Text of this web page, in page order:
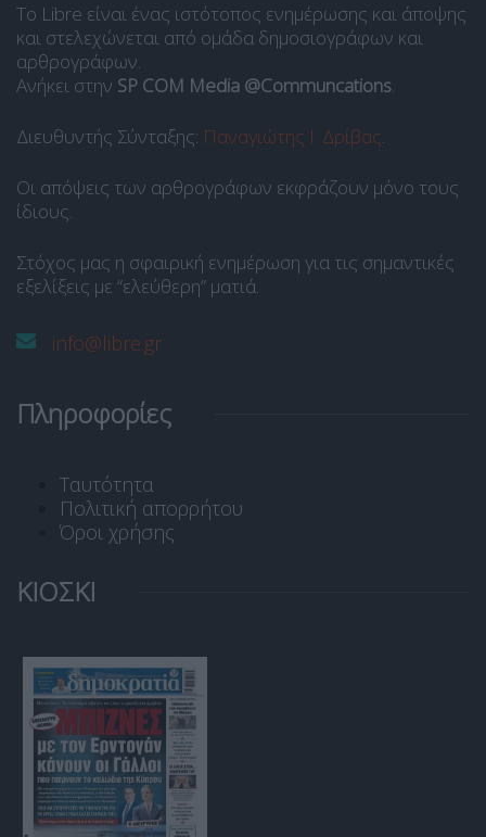
Το Libre είναι ένας ιστότοπος ενημέρωσης και άποψης
και στελεχώνεται από ομάδα δημοσιογράφων και
αρθρογράφων.
Ανήκει στην SP COM Media @Communcations.
Διευθυντής Σύνταξης: Παναγιώτης Ι. Δρίβας.
Οι απόψεις των αρθρογράφων εκφράζουν μόνο τους
ίδιους.
Στόχος μας η σφαιρική ενημέρωση για τις σημαντικές
εξελίξεις με “ελεύθερη” ματιά.
info@libre.gr
Πληροφορίες
Ταυτότητα
Πολιτική απορρήτου
Όροι χρήσης
ΚΙΟΣΚΙ